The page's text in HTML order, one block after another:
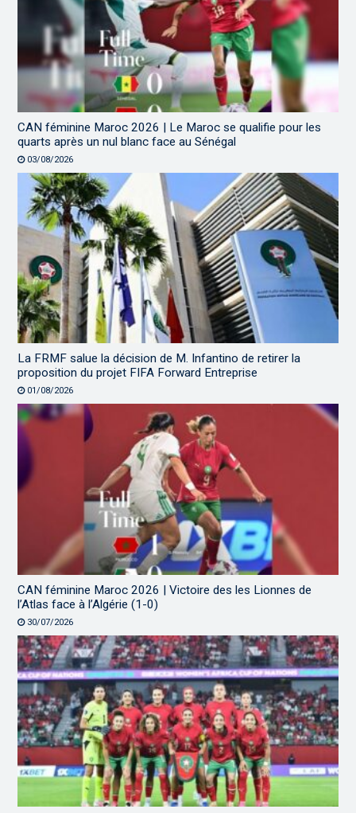
CAN féminine Maroc 2026 | Le Maroc se qualifie pour les
quarts après un nul blanc face au Sénégal
03/08/2026
La FRMF salue la décision de M. Infantino de retirer la
proposition du projet FIFA Forward Entreprise
01/08/2026
CAN féminine Maroc 2026 | Victoire des les Lionnes de
l’Atlas face à l’Algérie (1-0)
30/07/2026